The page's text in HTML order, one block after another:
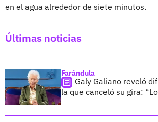
en el agua alrededor de siete minutos.
Últimas noticias
Farándula
Galy Galiano reveló
la que canceló su gira: